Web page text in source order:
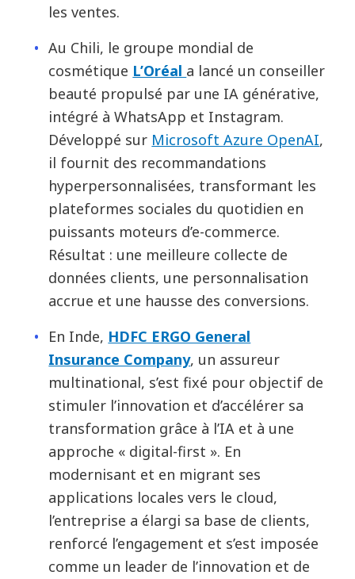
les ventes.
Au Chili, le groupe mondial de
cosmétique L’Oréal a lancé un conseiller
beauté propulsé par une IA générative,
intégré à WhatsApp et Instagram.
Développé sur Microsoft Azure OpenAI,
il fournit des recommandations
hyperpersonnalisées, transformant les
plateformes sociales du quotidien en
puissants moteurs d’e-commerce.
Résultat : une meilleure collecte de
données clients, une personnalisation
accrue et une hausse des conversions.
En Inde, HDFC ERGO General
Insurance Company, un assureur
multinational, s’est fixé pour objectif de
stimuler l’innovation et d’accélérer sa
transformation grâce à l’IA et à une
approche « digital-first ». En
modernisant et en migrant ses
applications locales vers le cloud,
l’entreprise a élargi sa base de clients,
renforcé l’engagement et s’est imposée
comme un leader de l’innovation et de